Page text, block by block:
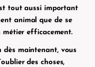
tout aussi important
animal que de se
métier efficacement.
maintenant, vous
des choses,